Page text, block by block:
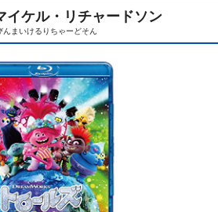
イケル・リチャードソン
んまいけるりちゃーどそん